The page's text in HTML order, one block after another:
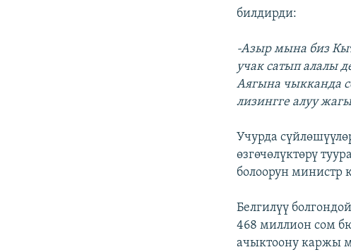
билдирди:
-Азыр мына биз
учак сатып алалы
Аягына чыкканда
лизингге алуу
Учурда
өзгөчөлүктөрү
болоорун министр
Белгилүү
468 миллион сом
ачыктоону каржы